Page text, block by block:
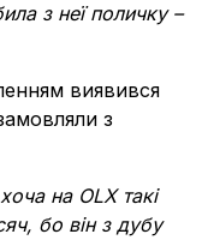
з неї поличку –
виявився
з
на OLX такі
бо він з дубу